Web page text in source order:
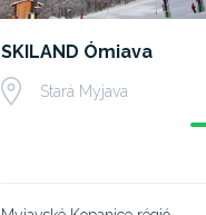
SKILAND Ómiava
Stará Myjava